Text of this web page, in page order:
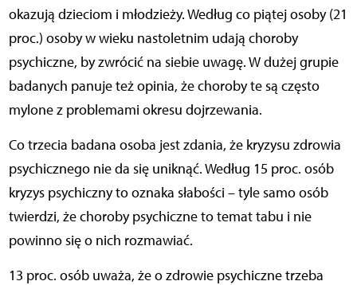
okazują dzieciom i młodzieży. Według co piątej osoby (21
proc.) osoby w wieku nastoletnim udają choroby
psychiczne, by zwrócić na siebie uwagę. W dużej grupie
badanych panuje też opinia, że choroby te są często
mylone z problemami okresu dojrzewania.
Co trzecia badana osoba jest zdania, że kryzysu zdrowia
psychicznego nie da się uniknąć. Według 15 proc. osób
kryzys psychiczny to oznaka słabości – tyle samo osób
twierdzi, że choroby psychiczne to temat tabu i nie
powinno się o nich rozmawiać.
13 proc. osób uważa, że o zdrowie psychiczne trzeba